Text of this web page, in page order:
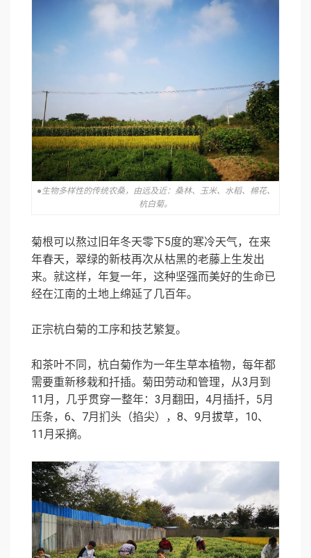
●生物多样性的传统农桑，由远及近：桑林、玉米、水稻、棉花、
杭白菊。
菊根可以熬过旧年冬天零下5度的寒冷天气，在来
年春天，翠绿的新枝再次从枯黑的老藤上生发出
来。就这样，年复一年，这种坚强而美好的生命已
经在江南的土地上绵延了几百年。
正宗杭白菊的工序和技艺繁复。
和茶叶不同，杭白菊作为一年生草本植物，每年都
需要重新移栽和扦插。菊田劳动和管理，从3月到
11月，几乎贯穿一整年：3月翻田，4月插扦，5月
压条，6、7月扪头（掐尖），8、9月拔草，10、
11月采摘。